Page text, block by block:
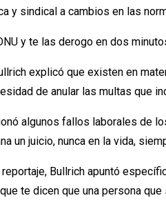
y sindical a cambios en las
y te las derogo en dos
explicó que existen en
de anular las multas que
algunos fallos laborales de
un juicio, nunca en la vida,
reportaje, Bullrich apuntó
te dicen que una persona